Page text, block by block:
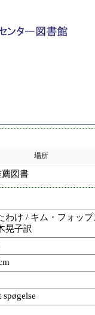
場所
薦図書
け / キム・フォップ
晃子訳
spøgelse